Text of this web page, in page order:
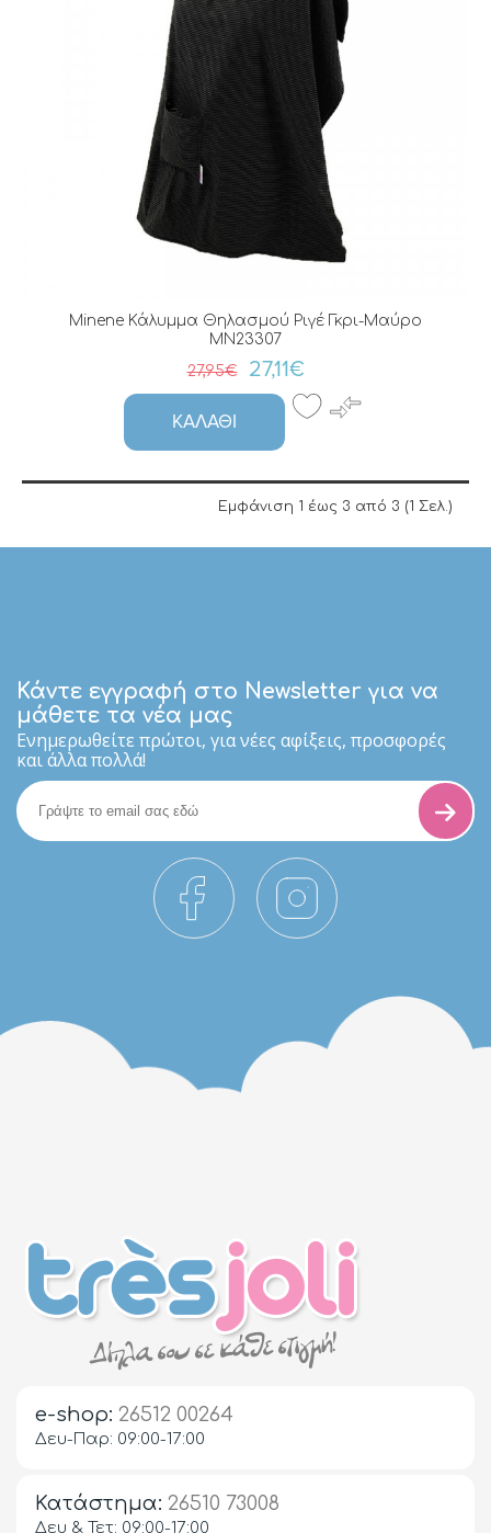
Minene Κάλυμμα Θηλασμού Ριγέ Γκρι-Μαύρο
MN23307
27,95€
27,11€
ΚΑΛΆΘΙ
Εμφάνιση 1 έως 3 από 3 (1 Σελ.)
Κάντε εγγραφή στο Newsletter για να
μάθετε τα νέα μας
Eνημερωθείτε πρώτοι, για νέες αφίξεις, προσφορές
και άλλα πολλά!
e-shop: 26512 00264
Δευ-Παρ: 09:00-17:00
Κατάστημα: 26510 73008
Δευ & Τετ: 09:00-17:00